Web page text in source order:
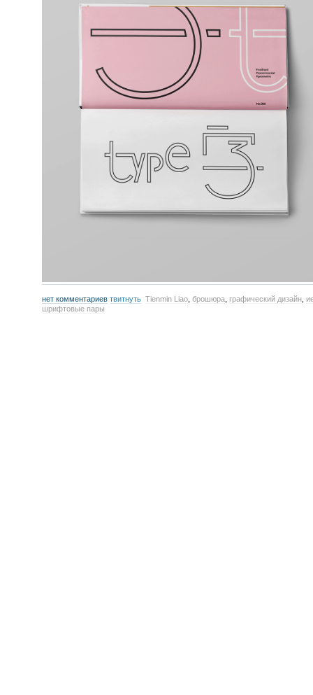
нет комментариев твитнуть Tienmin Liao брошюра графический дизайн
шрифтовые пары